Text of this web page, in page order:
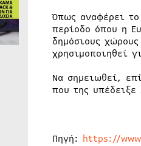
Όπως αναφέρει
περίοδο όπου η
δημόσιους
χρησιμοποιηθεί
Να σημειωθεί,
που της υπέδειξε
Πηγή: https://